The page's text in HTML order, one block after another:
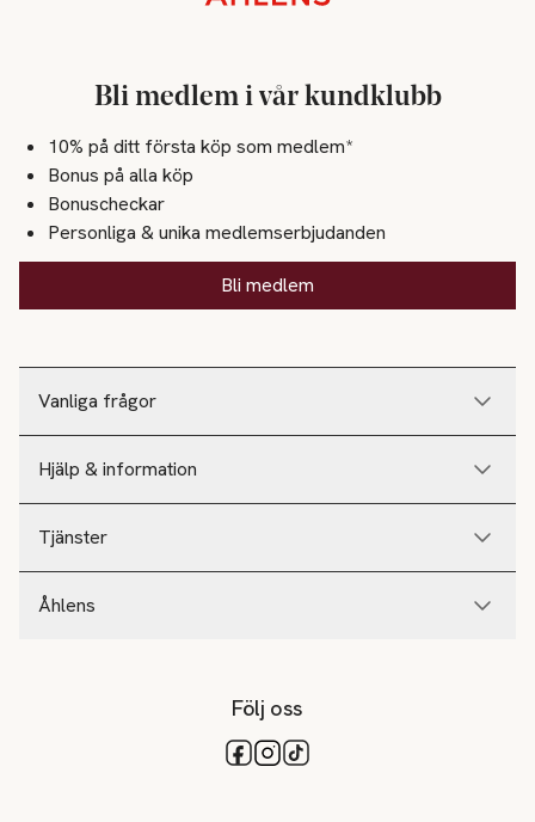
Vanliga frågor
Hjälp & information
Tjänster
Åhlens
Bli medlem i vår kundklubb
10% på ditt första köp som medlem*
Bonus på alla köp
Bonuscheckar
Personliga & unika medlemserbjudanden
Bli medlem
Följ oss